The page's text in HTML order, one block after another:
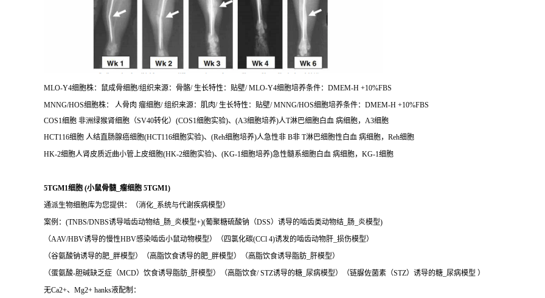
MLO-Y4细胞株：鼠成骨细胞/组织来源：骨骼/ 生长特性：贴壁/ MLO-Y4细胞培养条件：DMEM-H +10%FBS
MNNG/HOS细胞株： 人骨肉 瘤细胞/ 组织来源：肌肉/ 生长特性：贴壁/ MNNG/HOS细胞培养条件：DMEM-H +10%FBS
COS1细胞 非洲绿猴肾细胞（SV40转化）(COS1细胞实验)、(A3细胞培养)人T淋巴细胞白血 病细胞，A3细胞
HCT116细胞 人结直肠腺癌细胞(HCT116细胞实验)、(Reh细胞培养)人急性非 B非 T淋巴细胞性白血 病细胞，Reh细胞
HK-2细胞人肾皮质近曲小管上皮细胞(HK-2细胞实验)、(KG-1细胞培养)急性髓系细胞白血 病细胞，KG-1细胞
5TGM1细胞 (小鼠骨髓_瘤细胞 5TGM1)
通派生物细胞库为您提供：（消化_系统与代谢疾病模型）
案例：(TNBS/DNBS诱导啮齿动物结_肠_炎模型+)(葡聚糖硫酸钠（DSS）诱导的啮齿类动物结_肠_炎模型)
（AAV/HBV诱导的慢性HBV感染啮齿小鼠动物模型）（四氯化碳(CCl 4)诱发的啮齿动物肝_损伤模型）
（谷氨酸钠诱导的肥_胖模型）（高脂饮食诱导的肥_胖模型）（高脂饮食诱导脂肪_肝模型）
（蛋氨酸-胆碱缺乏症（MCD）饮食诱导脂肪_肝模型）（高脂饮食/ STZ诱导的糖_尿病模型）（链脲佐菌素（STZ）诱导的糖_尿病模型 ）
无Ca2+、Mg2+ hanks液配制：